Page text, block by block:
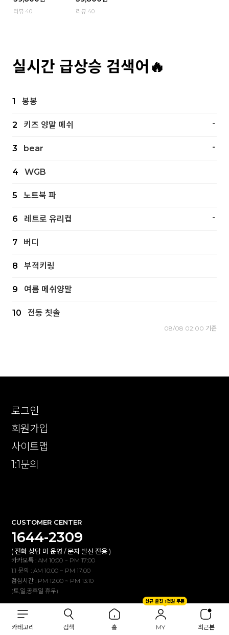
카테고리 검색 홈
신규 플친 1천원 쿠폰
MY 최근본
Blue cherry
리뷰 40
z
리뷰 40
실시간 급상승 검색어🔥
1 봉봉
2 키즈 양말 메쉬 -
3 bear -
4 WGB
5 노트북 파
6 레트로 유리컵 -
7 버디
8 부적키링
9 여름 메쉬양말
10 전동 칫솔
08/08 02:00 기준
로그인
회원가입
사이트맵
1:1문의
CUSTOMER CENTER
1644-2309
( 전화 상담 미 운영 / 문자 발신 전용 )
카카오톡 : AM 10:00 ~ PM 17:00
1:1 문의 : AM 10:00 ~ PM 17:00
점심시간 : PM 12:00 ~ PM 13:10
(토,일,공휴일 휴무)
BANK INFO